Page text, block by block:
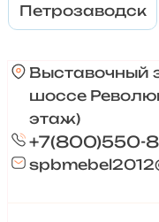
Петрозаводск
Выставочный
шоссе
этаж)
+7(800)550-